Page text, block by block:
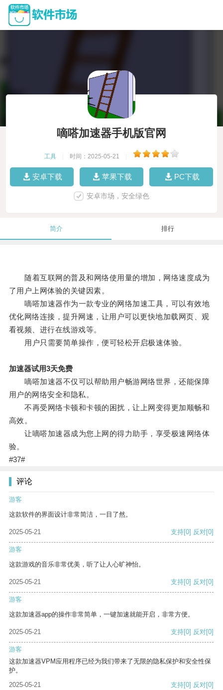
嘀嗒加速器手机版官网
工具 时间：2025-05-21
安卓下载 苹果下载 PC下载
安卓市场，安全绿色
简介 排行
随着互联网的普及和网络使用量的增加，网络速度成为
了用户上网体验的关键因素。
嘀嗒加速器作为一款专业的网络加速工具，可以有效地
优化网络连接，提升网速，让用户可以更快地加载网页、观
看视频、进行在线游戏等。
用户只需要简单操作，便可轻松开启极速体验。
加速器试用3天免费
嘀嗒加速器不仅可以帮助用户畅游网络世界，还能保障
用户的网络安全和隐私。
不再受网络卡顿和卡顿的困扰，让上网变得更加顺畅和
高效。
让嘀嗒加速器成为您上网的得力助手，享受极速网络体
验。
#37#
评论
游客
这款软件的界面设计非常简洁，一目了然。
2025-05-21 支持[0] 反对[0]
游客
这款游戏的音乐非常优美，听了让人心旷神怡。
2025-05-21 支持[0] 反对[0]
游客
这款加速器app的操作非常简单，一键加速就能开启，非常方便。
2025-05-21 支持[0] 反对[0]
游客
这款加速器VPM应用程序已经为我们带来了无限的隐私保护和安全性保
护。
2025-05-21
支持[0] 反对[0]